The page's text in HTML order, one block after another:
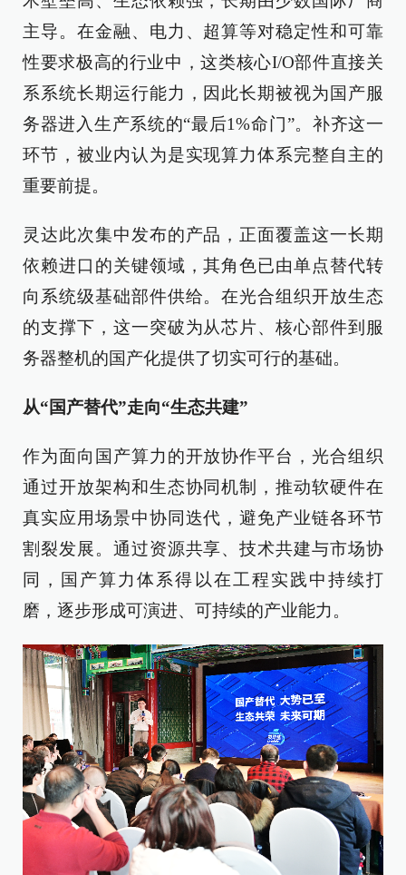
主导。在金融、电力、超算等对稳定性和可靠
性要求极高的行业中，这类核心I/O部件直接关
系系统长期运行能力，因此长期被视为国产服
务器进入生产系统的“最后1%命门”。补齐这一
环节，被业内认为是实现算力体系完整自主的
重要前提。
灵达此次集中发布的产品，正面覆盖这一长期
依赖进口的关键领域，其角色已由单点替代转
向系统级基础部件供给。在光合组织开放生态
的支撑下，这一突破为从芯片、核心部件到服
务器整机的国产化提供了切实可行的基础。
从“国产替代”走向“生态共建”
作为面向国产算力的开放协作平台，光合组织
通过开放架构和生态协同机制，推动软硬件在
真实应用场景中协同迭代，避免产业链各环节
割裂发展。通过资源共享、技术共建与市场协
同，国产算力体系得以在工程实践中持续打
磨，逐步形成可演进、可持续的产业能力。